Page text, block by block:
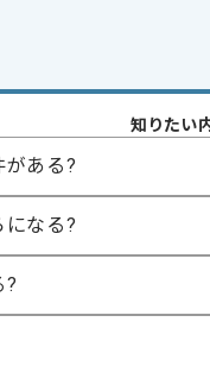
いた開発経験
た開発経験
を用いた開発経験
ある方へ
知りたい
がある?
になる?
?